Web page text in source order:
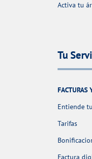
Activa tu
Tu
FACTURAS
Entiende
Tarifas
Factura